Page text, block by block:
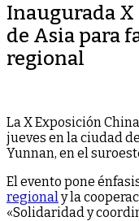
Inaugurada
de Asia para
regional
La X Exposición
jueves en la ciudad
Yunnan, en el
El evento pone
regionaly la
«Solidaridad y